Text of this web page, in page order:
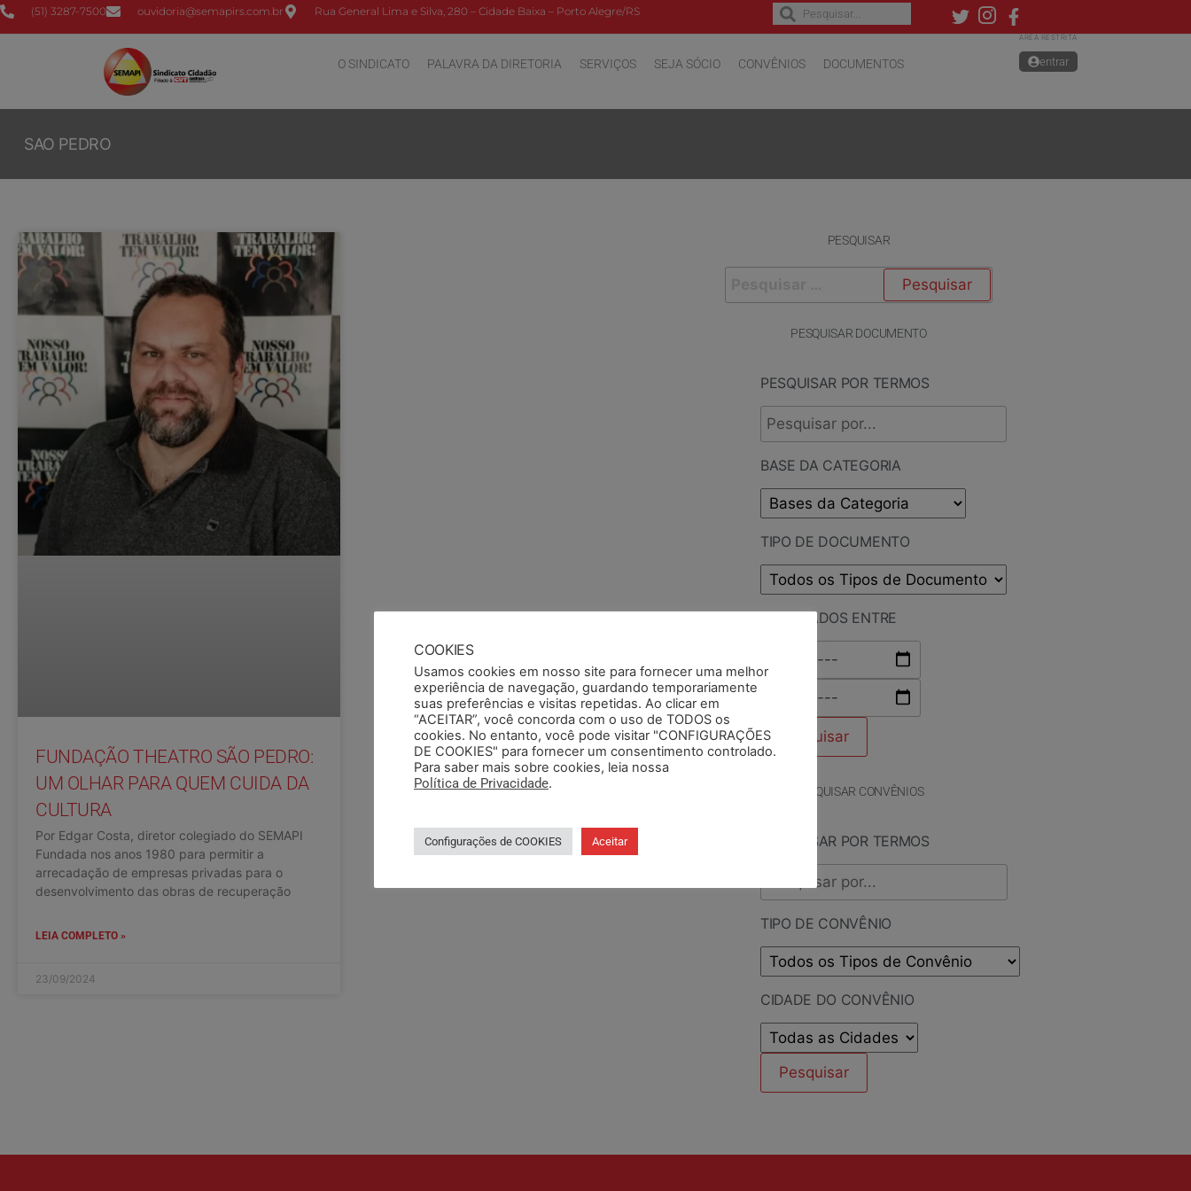
(51) 3287-7500 ouvidoria@semapirs.com.br Rua General Lima e Silva, 280 – Cidade Baixa – Porto Alegre/RS
O SINDICATO PALAVRA DA DIRETORIA SERVIÇOS SEJA SÓCIO CONVÊNIOS DOCUMENTOS
ÁREA RESTRITA
entrar
SAO PEDRO
FUNDAÇÃO THEATRO SÃO PEDRO:
UM OLHAR PARA QUEM CUIDA DA
CULTURA
Por Edgar Costa, diretor colegiado do SEMAPI
Fundada nos anos 1980 para permitir a
arrecadação de empresas privadas para o
desenvolvimento das obras de recuperação
LEIA COMPLETO »
23/09/2024
PESQUISAR
PESQUISAR DOCUMENTO
PESQUISAR POR TERMOS
BASE DA CATEGORIA
TIPO DE DOCUMENTO
PUBLICADOS ENTRE
PESQUISAR CONVÊNIOS
PESQUISAR POR TERMOS
TIPO DE CONVÊNIO
CIDADE DO CONVÊNIO
COOKIES
Usamos cookies em nosso site para fornecer uma melhor
experiência de navegação, guardando temporariamente
suas preferências e visitas repetidas. Ao clicar em
“ACEITAR”, você concorda com o uso de TODOS os
cookies. No entanto, você pode visitar "CONFIGURAÇÕES
DE COOKIES" para fornecer um consentimento controlado.
Para saber mais sobre cookies, leia nossa
Política de Privacidade.
Configurações de COOKIES Aceitar